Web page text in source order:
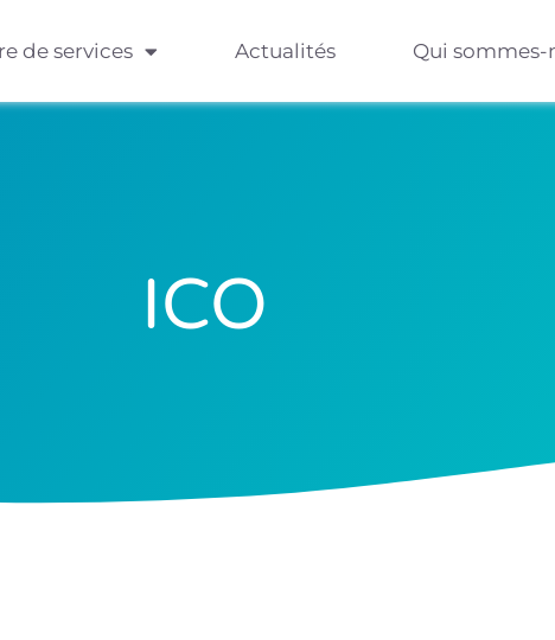
de services Actualités Qui sommes-
ICO